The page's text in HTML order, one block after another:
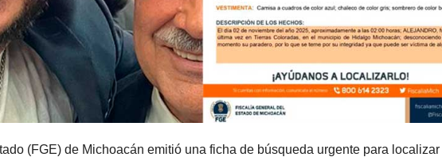
(FGE) de Michoacán emitió una ficha de búsqueda urgente para localizar